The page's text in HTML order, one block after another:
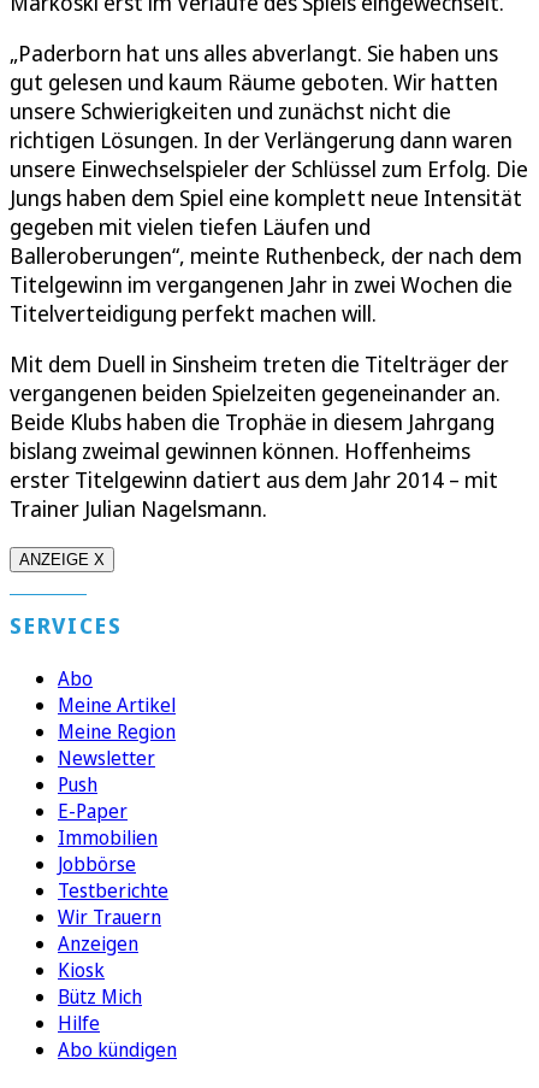
„Paderborn hat uns alles abverlangt. Sie haben uns
gut gelesen und kaum Räume geboten. Wir hatten
unsere Schwierigkeiten und zunächst nicht die
richtigen Lösungen. In der Verlängerung dann waren
unsere Einwechselspieler der Schlüssel zum Erfolg. Die
Jungs haben dem Spiel eine komplett neue Intensität
gegeben mit vielen tiefen Läufen und
Balleroberungen“, meinte Ruthenbeck, der nach dem
Titelgewinn im vergangenen Jahr in zwei Wochen die
Titelverteidigung perfekt machen will.
Mit dem Duell in Sinsheim treten die Titelträger der
vergangenen beiden Spielzeiten gegeneinander an.
Beide Klubs haben die Trophäe in diesem Jahrgang
bislang zweimal gewinnen können. Hoffenheims
erster Titelgewinn datiert aus dem Jahr 2014 – mit
Trainer Julian Nagelsmann.
ANZEIGE X
SERVICES
Abo
Meine Artikel
Meine Region
Newsletter
Push
E-Paper
Immobilien
Jobbörse
Testberichte
Wir Trauern
Anzeigen
Kiosk
Bütz Mich
Hilfe
Abo kündigen